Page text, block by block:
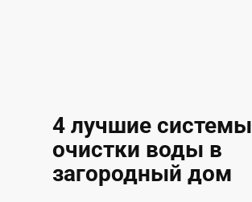
4 лучшие системы
очистки воды в
загородный дом